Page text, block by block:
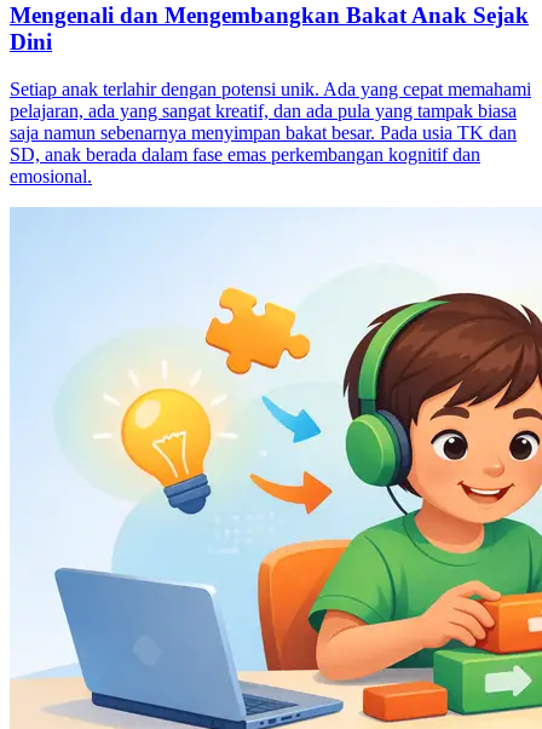
Mengenali dan Mengembangkan Bakat Anak Sejak
Dini
Setiap anak terlahir dengan potensi unik. Ada yang cepat memahami
pelajaran, ada yang sangat kreatif, dan ada pula yang tampak biasa
saja namun sebenarnya menyimpan bakat besar. Pada usia TK dan
SD, anak berada dalam fase emas perkembangan kognitif dan
emosional.